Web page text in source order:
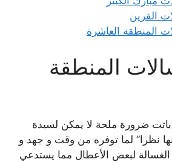
القرين
المنطقة العاشرة
المنطقة
باتت ضرورة ملحة لا يمكن لسيدة
نظرا” لما توفره من وقت و جهد و
لبعض الأعطال مما يستدعي